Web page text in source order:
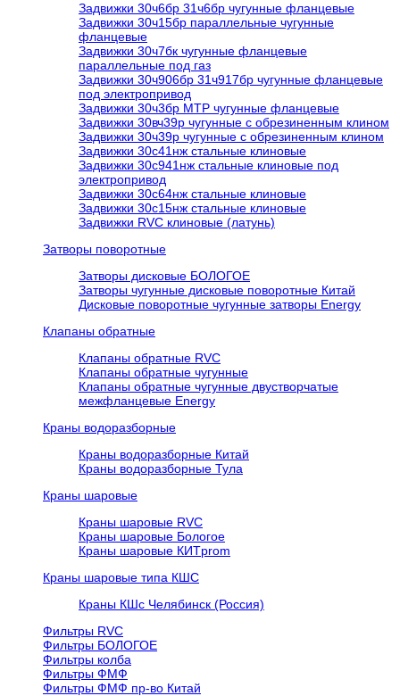
Задвижки 30ч6бр 31ч6бр чугунные фланцевые
Задвижки 30ч15бр параллельные чугунные
фланцевые
Задвижки 30ч7бк чугунные фланцевые
параллельные под газ
Задвижки 30ч906бр 31ч917бр чугунные фланцевые
под электропривод
Задвижки 30ч3бр МТР чугунные фланцевые
Задвижки 30вч39р чугунные с обрезиненным клином
Задвижки 30ч39р чугунные с обрезиненным клином
Задвижки 30с41нж стальные клиновые
Задвижки 30с941нж стальные клиновые под
электропривод
Задвижки 30с64нж стальные клиновые
Задвижки 30с15нж стальные клиновые
Задвижки RVC клиновые (латунь)
Затворы поворотные
Затворы дисковые БОЛОГОЕ
Затворы чугунные дисковые поворотные Китай
Дисковые поворотные чугунные затворы Energy
Клапаны обратные
Клапаны обратные RVC
Клапаны обратные чугунные
Клапаны обратные чугунные двустворчатые
межфланцевые Energy
Краны водоразборные
Краны водоразборные Китай
Краны водоразборные Тула
Краны шаровые
Краны шаровые RVC
Краны шаровые Бологое
Краны шаровые КИТprom
Краны шаровые типа КШС
Краны КШс Челябинск (Россия)
Фильтры RVC
Фильтры БОЛОГОЕ
Фильтры колба
Фильтры ФМФ
Фильтры ФМФ пр-во Китай